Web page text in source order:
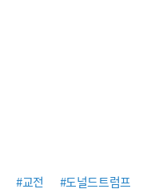
#교전 #도널드트럼프